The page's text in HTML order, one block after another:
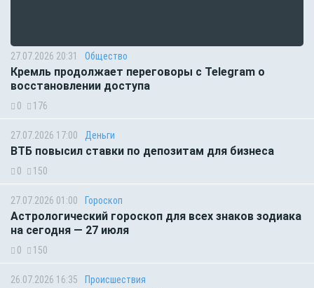
27.07.2026 20:31 Общество
Кремль продолжает переговоры с Telegram о
восстановлении доступа
0 176
27.07.2026 17:00 Деньги
ВТБ повысил ставки по депозитам для бизнеса
0 150
27.07.2026 01:00 Гороскоп
Астрологический гороскоп для всех знаков зодиака
на сегодня — 27 июля
0 150
26.07.2026 16:35 Происшествия